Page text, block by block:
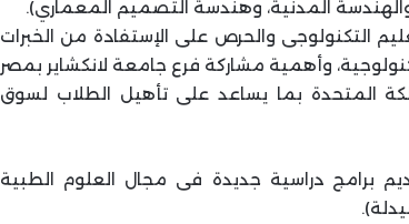
والهندسة المدنية، وهندسة التصميم المعماري).
التكنولوجى والحرص على الإستفادة من الخبرات
وأهمية مشاركة فرع جامعة لانكشاير بمصر
المتحدة بما يساعد على تأهيل الطلاب لسوق
برامج دراسية جديدة فى مجال العلوم الطبية